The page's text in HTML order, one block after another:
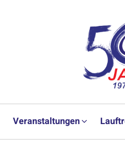
Veranstaltungen